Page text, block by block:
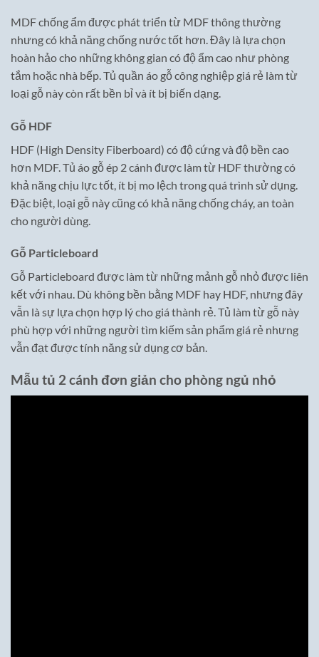
MDF chống ẩm được phát triển từ MDF thông thường
nhưng có khả năng chống nước tốt hơn. Đây là lựa chọn
hoàn hảo cho những không gian có độ ẩm cao như phòng
tắm hoặc nhà bếp. Tủ quần áo gỗ công nghiệp giá rẻ làm từ
loại gỗ này còn rất bền bỉ và ít bị biến dạng.
Gỗ HDF
HDF (High Density Fiberboard) có độ cứng và độ bền cao
hơn MDF. Tủ áo gỗ ép 2 cánh được làm từ HDF thường có
khả năng chịu lực tốt, ít bị mo lệch trong quá trình sử dụng.
Đặc biệt, loại gỗ này cũng có khả năng chống cháy, an toàn
cho người dùng.
Gỗ Particleboard
Gỗ Particleboard được làm từ những mảnh gỗ nhỏ được liên
kết với nhau. Dù không bền bằng MDF hay HDF, nhưng đây
vẫn là sự lựa chọn hợp lý cho giá thành rẻ. Tủ làm từ gỗ này
phù hợp với những người tìm kiếm sản phẩm giá rẻ nhưng
vẫn đạt được tính năng sử dụng cơ bản.
Mẫu tủ 2 cánh đơn giản cho phòng ngủ nhỏ